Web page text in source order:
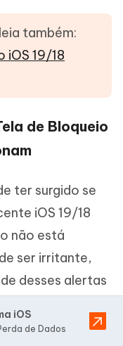
também:
iOS 19/18
de Bloqueio
ter surgido se
iOS 19/18
não está
ser irritante,
desses alertas
importantes.
etapas fáceis
iOS
de Dados